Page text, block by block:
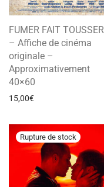
FUMER FAIT TOUSSER
– Affiche de cinéma
originale –
Approximativement
40×60
15,00€